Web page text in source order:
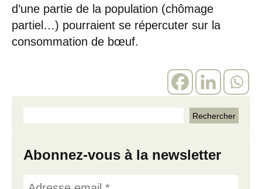
d’une partie de la population (chômage
partiel…) pourraient se répercuter sur la
consommation de bœuf.
Abonnez-vous à la newsletter